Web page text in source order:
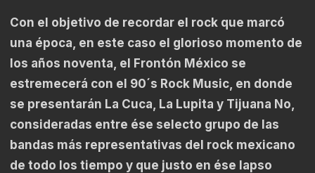
Con el objetivo de recordar el rock que marcó
una época, en este caso el glorioso momento de
los años noventa, el Frontón México se
estremecerá con el 90´s Rock Music, en donde
se presentarán La Cuca, La Lupita y Tijuana No,
consideradas entre ése selecto grupo de las
bandas más representativas del rock mexicano
de todo los tiempo y que justo en ése lapso